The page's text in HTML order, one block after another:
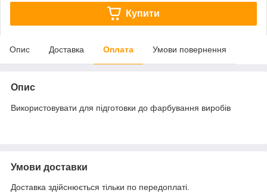
Купити
Опис Доставка Оплата Умови повернення
Опис
Використовувати для підготовки до фарбування виробів
Умови доставки
Доставка здійснюється тільки по передоплаті.